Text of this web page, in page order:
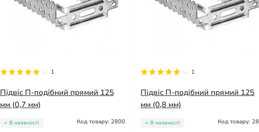
1
Підвіс П-подібний прямий 125
мм (0,7 мм)
В наявності Код товару: 2800
1
Підвіс П-подібний прямий 125
мм (0,8 мм)
В наявності Код товару: